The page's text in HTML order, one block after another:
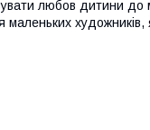
любов дитини
художників,